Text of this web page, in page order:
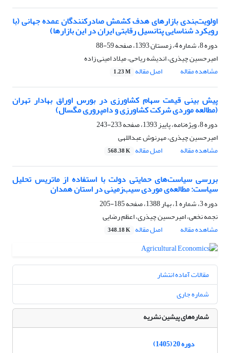
اولویت‌بندی بازارهای هدف کشمش صادرکنندگان عمده جهانی (با
رویکرد شناسایی پتانسیل رقابتی ایران در این بازارها)
دوره 8، شماره 4، زمستان 1393، صفحه
59-88
امیرحسین چیذری، اندیشه ریاحی، میلاد امینی زاده
مشاهده مقاله
اصل مقاله 1.23 M
پیش بینی قیمت سهام کشاورزی در بورس اوراق بهادار تهران
(مطالعه موردی شرکت کشاورزی و دامپروری مگسال)
دوره 8، ویژه‌نامه، پاییز 1393، صفحه
233-243
امیرحسین چیذری، مهرنوش عبداللهی
مشاهده مقاله
اصل مقاله 568.38 K
بررسی سیاست‌های حمایتی دولت با استفاده از ماتریس تحلیل
سیاست: مطالعه‌ی موردی سیب‌زمینی در استان همدان
دوره 3، شماره 1، بهار 1388، صفحه
185-205
نجمه نخعی، امیرحسین چیذری، اعظم رضایی
مشاهده مقاله
اصل مقاله 348.18 K
مقالات آماده انتشار
شماره جاری
شماره‌های پیشین نشریه
دوره 20 (1405)